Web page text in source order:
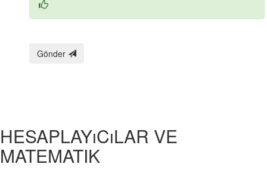
Gönder
HESAPLAYıCıLAR VE
MATEMATIK